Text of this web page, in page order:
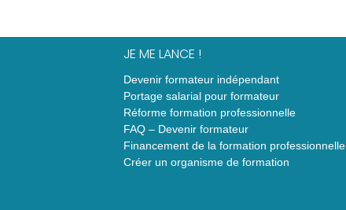
JE ME LANCE !
Devenir formateur indépendant
Portage salarial pour formateur
Réforme formation professionnelle
FAQ – Devenir formateur
Financement de la formation professionnelle
Créer un organisme de formation